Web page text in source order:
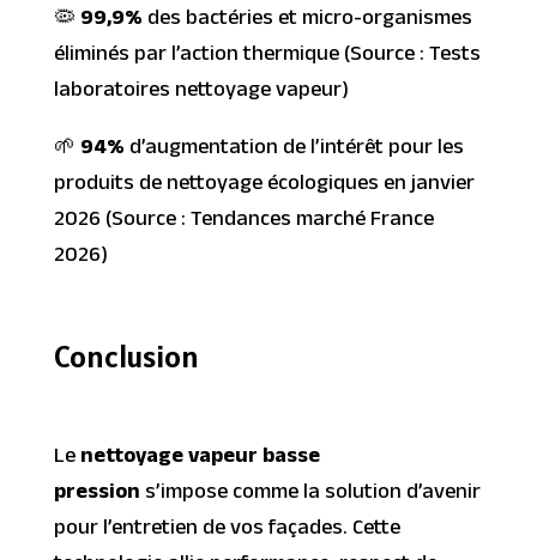
🦠99,9%des bactéries et micro-organismes
éliminés par l’action thermique (Source : Tests
laboratoires nettoyage vapeur)
🌱 94%d’augmentation de l’intérêt pour les
produits de nettoyage écologiques en janvier
2026 (Source : Tendances marché France
2026)
Conclusion
Lenettoyage vapeur basse
pressions’impose comme la solution d’avenir
pour l’entretien de vos façades. Cette